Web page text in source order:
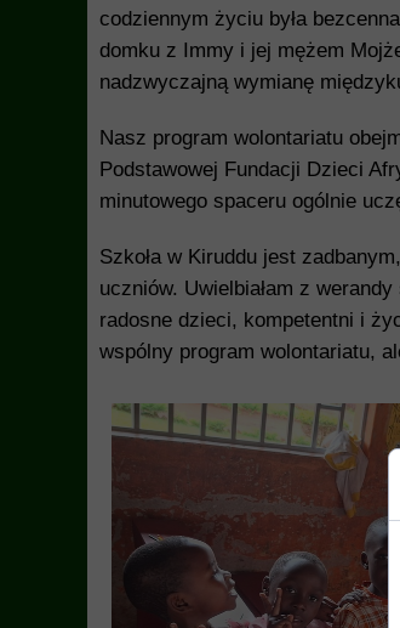
codziennym życiu była
domku z Immy i jej mężem
nadzwyczajną wymianę
Nasz program wolontariatu
Podstawowej Fundacji Dzieci
minutowego spaceru ogólnie
Szkoła w Kiruddu jest
uczniów. Uwielbiałam z
radosne dzieci, kompetentni i
wspólny program wolontariatu,